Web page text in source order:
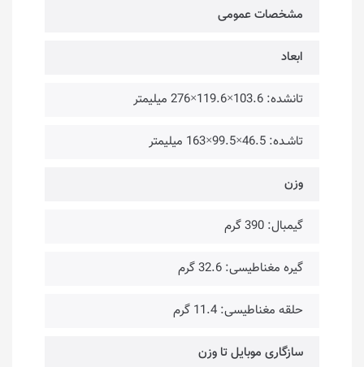
مشخصات عمومی
ابعاد
تانشده: 103.6×119.6×276 میلیمتر
تاشـده: 46.5×99.5×163 میلیمتر
وزن
گیمبال: 390 گرم
گیره مغناطیسی: 32.6 گرم
حلقه مغناطیسی: 11.4 گرم
سازگاری موبایل تا وزن